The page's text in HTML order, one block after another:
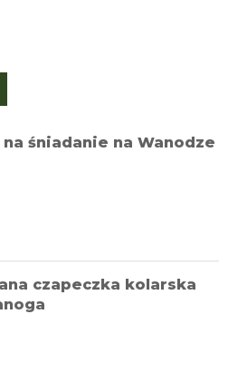
śniadanie na Wanodze
czapeczka kolarska